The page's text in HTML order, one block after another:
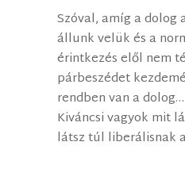
Szóval, amíg a dolog
állunk velük és a
érintkezés elől nem
párbeszédet
rendben van a dolog…
Kiváncsi vagyok mit
látsz túl liberálisnak